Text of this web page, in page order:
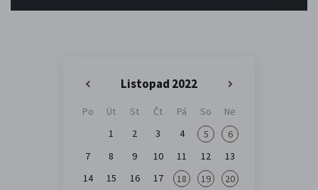
Listopad 2022
»
Po Út St Čt Pá So
Ne
1
2 3 4 5
6
7
8 9 10 11 12
13
14
15 16 17 18 19
20